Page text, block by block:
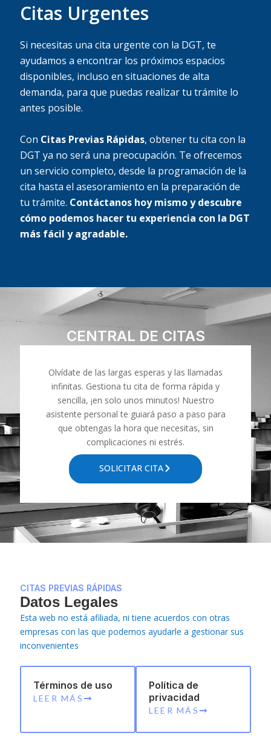
Citas Urgentes
Si necesitas una cita urgente con la DGT, te
ayudamos a encontrar los próximos espacios
disponibles, incluso en situaciones de alta
demanda, para que puedas realizar tu trámite lo
antes posible.
Con Citas Previas Rápidas, obtener tu cita con la
DGT ya no será una preocupación. Te ofrecemos
un servicio completo, desde la programación de la
cita hasta el asesoramiento en la preparación de
tu trámite. Contáctanos hoy mismo y descubre
cómo podemos hacer tu experiencia con la DGT
más fácil y agradable.
CENTRAL DE CITAS
Olvídate de las largas esperas y las llamadas
infinitas. Gestiona tu cita de forma rápida y
sencilla, ¡en solo unos minutos! Nuestro
asistente personal te guiará paso a paso para
que obtengas la hora que necesitas, sin
complicaciones ni estrés.
SOLICITAR CITA
CITAS PREVIAS RÁPIDAS
Datos Legales
Esta web no está afiliada, ni tiene acuerdos con otras
empresas con las que podemos ayudarle a gestionar sus
inconvenientes
Términos de uso
LEER MÁS
Política de
privacidad
LEER MÁS